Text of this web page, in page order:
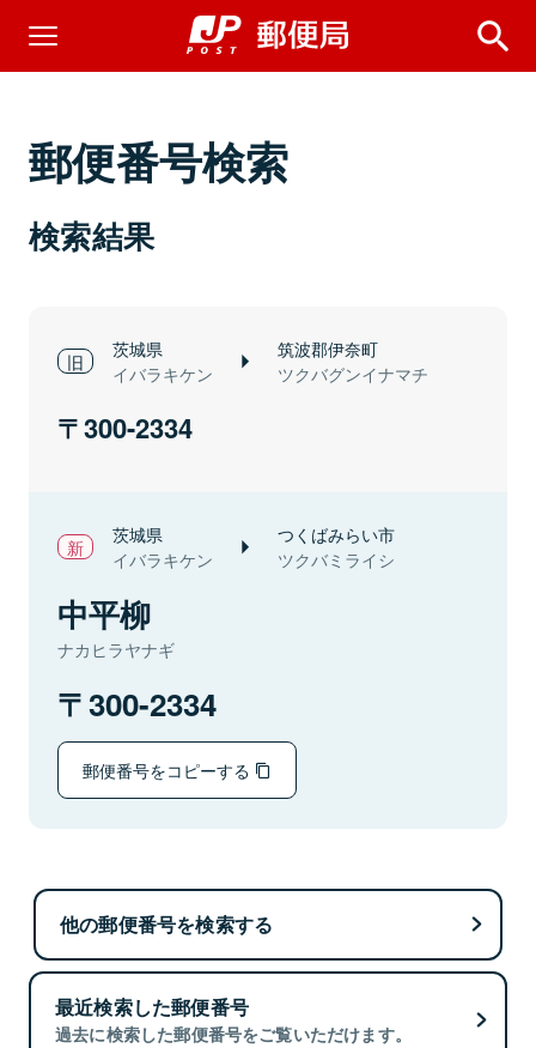
郵便番号検索
検索結果
茨城県
イバラキケン
筑波郡伊奈町
ツクバグンイナマチ
300-2334
茨城県
イバラキケン
つくばみらい市
ツクバミライシ
中平柳
ナカヒラヤナギ
300-2334
郵便番号をコピーする
他の郵便番号を検索する
最近検索した郵便番号
過去に検索した郵便番号をご覧いただけます。